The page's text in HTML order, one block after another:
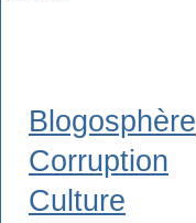
Blogosphère
Corruption
Culture